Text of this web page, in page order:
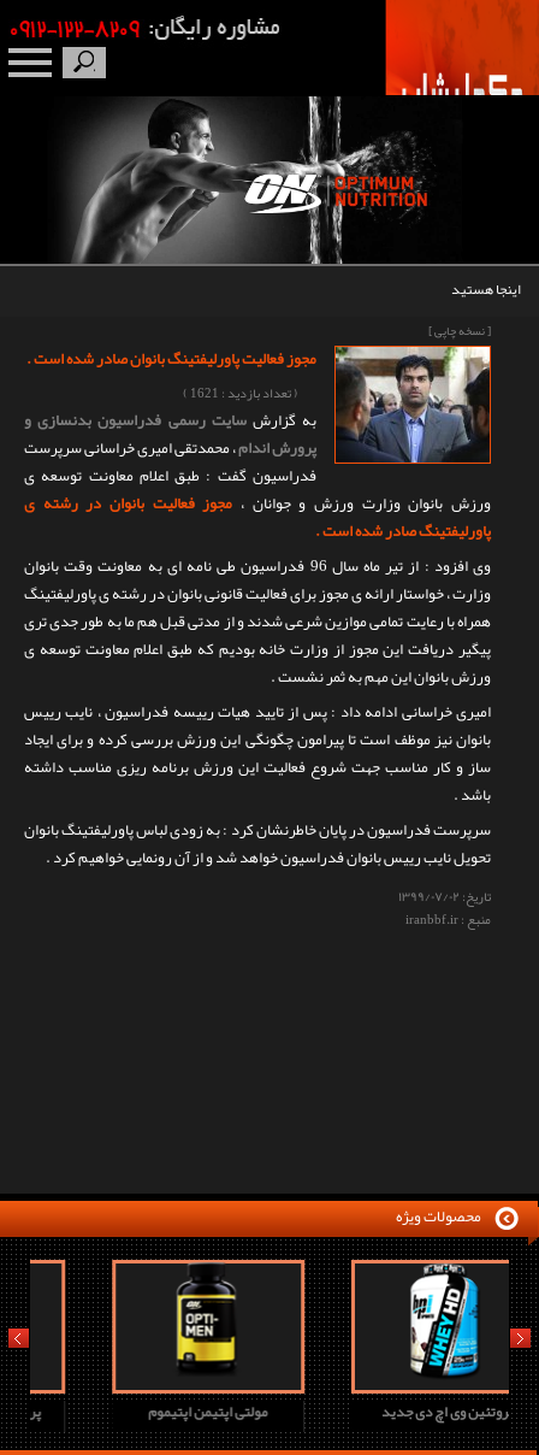
محصولات
تماس با ما
اینجا هستید
[ نسخه چاپی ]
مجوز فعالیت پاورلیفتینگ بانوان صادر شده است .
( تعداد بازدید : 1621 )
به گزارشسایت رسمی فدراسیون بدنسازی و
پرورش اندام، محمدتقی امیری خراسانی سرپرست
فدراسیون گفت : طبق اعلام معاونت توسعه ی
ورزش بانوان وزارت ورزش و جوانان ، مجوز فعالیت بانوان در رشته ی
پاورلیفتینگ صادر شده است .
وی افزود : از تیر ماه سال 96 فدراسیون طی نامه ای به معاونت وقت بانوان
وزارت ، خواستار ارائه ی مجوز برای فعالیت قانونی بانوان در رشته ی پاورلیفتینگ
همراه با رعایت تمامی موازین شرعی شدند و از مدتی قبل هم ما به طور جدی تری
پیگیر دریافت این مجوز از وزارت خانه بودیم که طبق اعلام معاونت توسعه ی
ورزش بانوان این مهم به ثمر نشست .
امیری خراسانی ادامه داد : پس از تایید هیات رییسه فدراسیون ، نایب رییس
بانوان نیز موظف است تا پیرامون چگونگی این ورزش بررسی کرده و برای ایجاد
ساز و کار مناسب جهت شروع فعالیت این ورزش برنامه ریزی مناسب داشته
باشد .
سرپرست فدراسیون در پایان خاطرنشان کرد : به زودی لباس پاورلیفتینگ بانوان
تحویل نایب رییس بانوان فدراسیون خواهد شد و از آن رونمایی خواهیم کرد .
تاریخ:۱۳۹۹/۰۷/۰۲
منبع : iranbbf.ir
محصولات ویژه
مولتی اپتیمن اپتیموم پروتئین وی اچ دی جدید
prev next